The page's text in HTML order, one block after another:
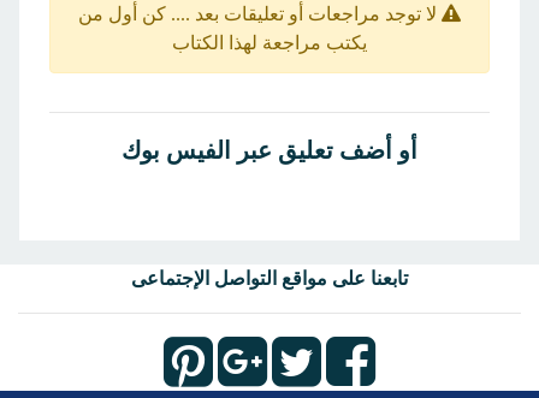
لا توجد مراجعات أو تعليقات بعد .... كن أول من
يكتب مراجعة لهذا الكتاب
أو أضف تعليق عبر الفيس بوك
تابعنا على مواقع التواصل الإجتماعى